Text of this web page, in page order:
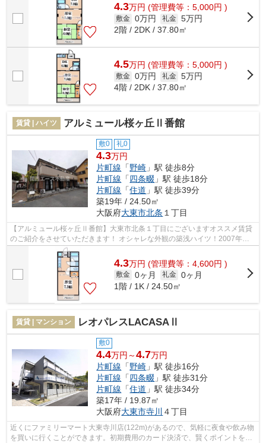
4.3万円 (管理費等：5,000円 )
敷金 0万円 礼金 5万円
2階 / 2DK / 37.80㎡
4.5万円 (管理費等：5,000円 )
敷金 0万円 礼金 5万円
4階 / 2DK / 37.80㎡
賃貸 | ハイツ アルミュール桜ヶ丘Ⅱ番館
敷0 礼0
4.3万円
片町線 「野崎 」駅 徒歩8分
片町線 「四条畷 」駅 徒歩18分
片町線 「住道 」駅 徒歩39分
築19年 / 24.50㎡
大阪府大東市北条 １丁目
【アルミュール桜ヶ丘Ⅱ番館】大東市北条１丁目にございますオススメ賃貸
のご紹介をさせていただきます！ オシャレな外観の築浅ハイツ！2007年築
で室内設備も充実のオススメ賃貸が家賃...
4.3万円 (管理費等：4,600円 )
敷金 0ヶ月 礼金 0ヶ月
1階 / 1K / 24.50㎡
賃貸 | マンション レオパレスLACASAⅡ
敷0
4.4万円～4.7万円
片町線 「野崎 」駅 徒歩16分
片町線 「四条畷 」駅 徒歩31分
片町線 「住道 」駅 徒歩34分
築17年 / 19.87㎡
大阪府大東市寺川 ４丁目
近くにファミリーマート大東寺川店(122m)があるので、気軽に夜食や飲み物
を買いに行くことができます。初期費用のカード決済で、賢くポイントを貯